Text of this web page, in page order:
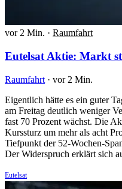
vor 2 Min. · Raumfahrt
Eutelsat Aktie: Markt
Raumfahrt · vor 2 Min.
Eigentlich hätte es ein guter
am Freitag deutlich weniger
fast 70 Prozent wächst. Die
Kurssturz um mehr als acht
Tiefpunkt der 52-Wochen-
Der Widerspruch erklärt sich
Eutelsat